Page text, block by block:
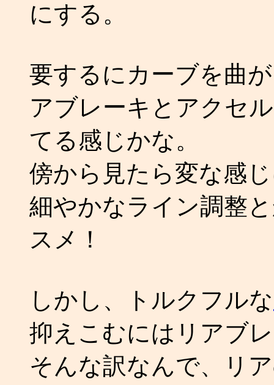
にする。
要するにカーブを曲
アブレーキとアクセ
てる感じかな。
傍から見たら変な感
細やかなライン調整
スメ！
しかし、トルクフルな
抑えこむにはリアブ
そんな訳なんで、リ